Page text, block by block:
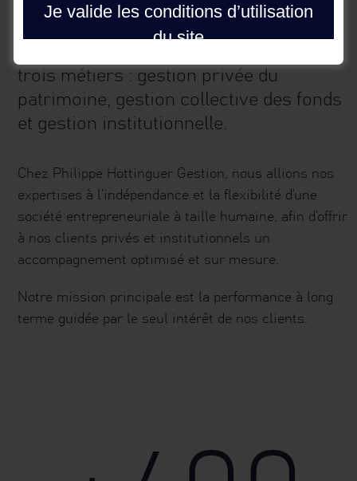
Philippe Hottinguer Gestion a un
trois métiers : gestion privée du
patrimoine, gestion collective des fonds
et gestion institutionnelle.
Chez Philippe Hottinguer Gestion, nous allions nos
expertises à l’indépendance et la flexibilité d’une
société entrepreneuriale à taille humaine, afin d’offrir
à nos clients privés et institutionnels un
accompagnement optimisé et sur mesure.
Notre mission principale est la performance à long
terme guidée par le seul intérêt de nos clients.
potentiels produits financiers présentés ne
sont pas enregistrés au titre de lois fédérales
toute autre loi applicable dans les états,
territoires et possessions des Etats-Unis
d’Amérique. Par conséquent, aucun produit
(y compris sur ses territoires et possessions)
également aux résidents et citoyens des
Etats-Unis d’Amérique et aux « U.S. Persons »
susceptibles de visualiser ou d’avoir accès à
applicable. Ils ne peuvent pas être utilisés
Je valide les conditions d’utilisation
du site